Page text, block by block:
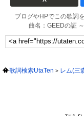
ブログやHPでこの歌詞
曲名：GEEDの証
歌詞検索UtaTen レム(三